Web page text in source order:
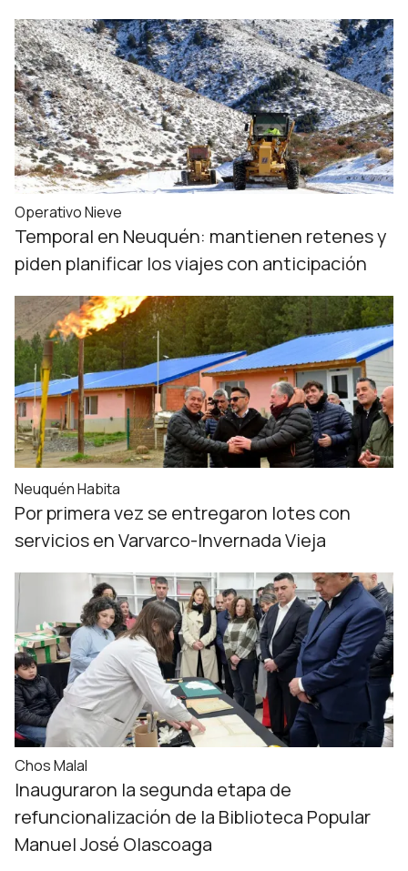
Operativo Nieve
Temporal en Neuquén: mantienen retenes y
piden planificar los viajes con anticipación
Neuquén Habita
Por primera vez se entregaron lotes con
servicios en Varvarco-Invernada Vieja
Chos Malal
Inauguraron la segunda etapa de
refuncionalización de la Biblioteca Popular
Manuel José Olascoaga